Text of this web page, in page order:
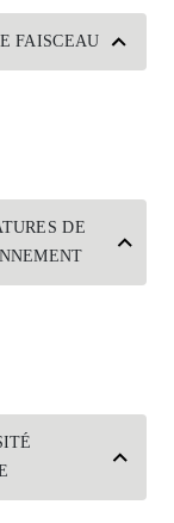
FAISCEAU
DE